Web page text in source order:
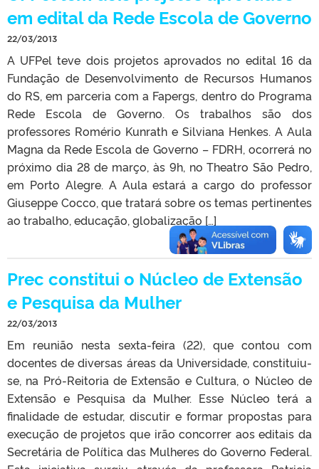
em edital da Rede Escola de Governo
22/03/2013
A UFPel teve dois projetos aprovados no edital 16 da
Fundação de Desenvolvimento de Recursos Humanos
do RS, em parceria com a Fapergs, dentro do Programa
Rede Escola de Governo. Os trabalhos são dos
professores Romério Kunrath e Silviana Henkes. A Aula
Magna da Rede Escola de Governo – FDRH, ocorrerá no
próximo dia 28 de março, às 9h, no Theatro São Pedro,
em Porto Alegre. A Aula estará a cargo do professor
Giuseppe Cocco, que tratará sobre os temas pertinentes
ao trabalho, educação, globalização […]
Prec constitui o Núcleo de Extensão
e Pesquisa da Mulher
22/03/2013
Em reunião nesta sexta-feira (22), que contou com
docentes de diversas áreas da Universidade, constituiu-
se, na Pró-Reitoria de Extensão e Cultura, o Núcleo de
Extensão e Pesquisa da Mulher. Esse Núcleo terá a
finalidade de estudar, discutir e formar propostas para
execução de projetos que irão concorrer aos editais da
Secretária de Política das Mulheres do Governo Federal.